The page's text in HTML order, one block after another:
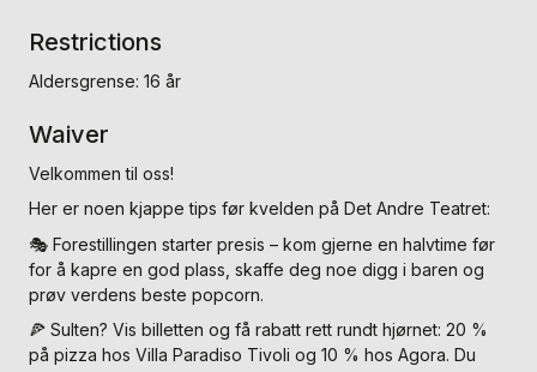
Restrictions
Aldersgrense: 16 år
Waiver
Velkommen til oss!
Her er noen kjappe tips før kvelden på Det Andre Teatret:
🎭 Forestillingen starter presis – kom gjerne en halvtime før
for å kapre en god plass, skaffe deg noe digg i baren og
prøv verdens beste popcorn.
🍕 Sulten? Vis billetten og få rabatt rett rundt hjørnet: 20 %
på pizza hos Villa Paradiso Tivoli og 10 % hos Agora. Du